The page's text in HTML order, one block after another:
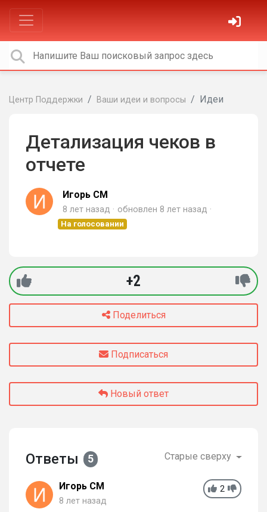
Центр Поддержки Ваши идеи и вопросы Идеи
Детализация чеков в
отчете
Игорь СМ
8 лет назад обновлен 8 лет назад
На голосовании
+2
Поделиться
Подписаться
Новый ответ
Ответы 5 Старые сверху
2
Игорь СМ
8 лет назад